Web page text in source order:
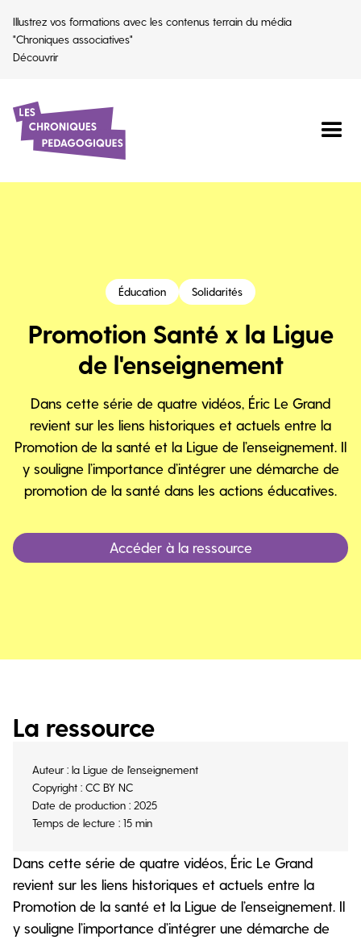
Illustrez vos formations avec les contenus terrain du média
"Chroniques associatives"
Découvrir
Éducation Solidarités
Promotion Santé x la Ligue
de l'enseignement
Dans cette série de quatre vidéos, Éric Le Grand
revient sur les liens historiques et actuels entre la
Promotion de la santé et la Ligue de l’enseignement. Il
y souligne l’importance d’intégrer une démarche de
promotion de la santé dans les actions éducatives.
Accéder à la ressource
La ressource
Auteur : la Ligue de l'enseignement
Copyright : CC BY NC
Date de production : 2025
Temps de lecture : 15 min
Dans cette série de quatre vidéos, Éric Le Grand
revient sur les liens historiques et actuels entre la
Promotion de la santé et la Ligue de l’enseignement. Il
y souligne l’importance d’intégrer une démarche de